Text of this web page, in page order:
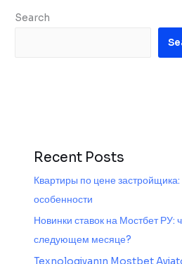
Search
Recent Posts
Квартиры по цене
особенности
Новинки ставок на Мостбет РУ:
следующем месяце?
Texnologiyanın Mostbet